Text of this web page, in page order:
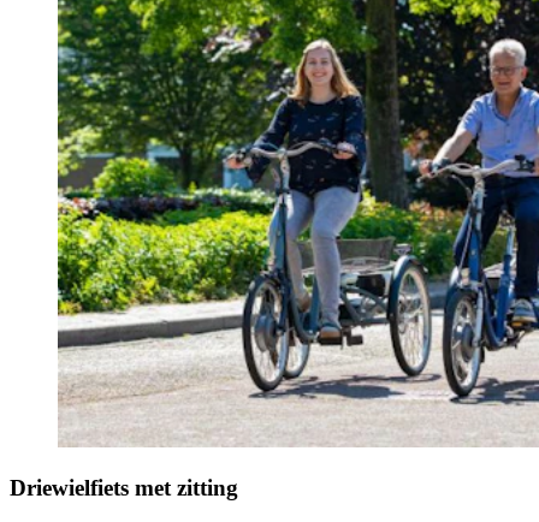
Driewielfiets met zitting